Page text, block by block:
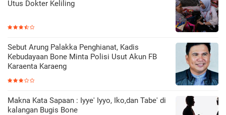
Utus Dokter Keliling
Sebut Arung Palakka Penghianat, Kadis
Kebudayaan Bone Minta Polisi Usut Akun FB
Karaenta Karaeng
Makna Kata Sapaan : Iyye' Iyyo, Iko,dan Tabe' di
kalangan Bugis Bone